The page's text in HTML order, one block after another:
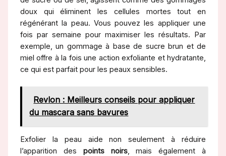
doux qui éliminent les cellules mortes tout en
régénérant la peau. Vous pouvez les appliquer une
fois par semaine pour maximiser les résultats. Par
exemple, un gommage à base de sucre brun et de
miel offre à la fois une action exfoliante et hydratante,
ce qui est parfait pour les peaux sensibles.
Revlon : Meilleurs conseils pour appliquer
du mascara sans bavures
Exfolier la peau aide non seulement à réduire
l’apparition des points noirs, mais également à